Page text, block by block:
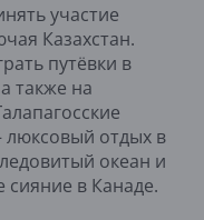
участие
Казахстан.
путёвки в
также на
люксовый отдых в
океан и
сияние в Канаде.